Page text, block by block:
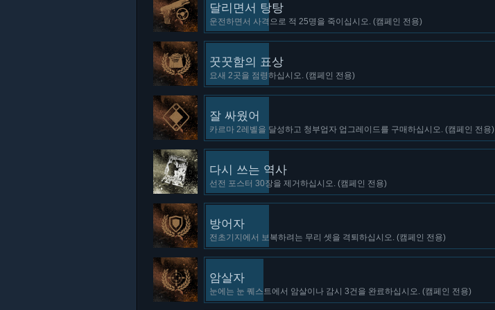
달리면서 탕탕
운전하면서 사격으로 적 25명을 죽이십시오. (캠페인 전용)
꿋꿋함의 표상
요새 2곳을 점령하십시오. (캠페인 전용)
잘 싸웠어
카르마 2레벨을 달성하고 청부업자 업그레이드를 구매하십시오. (캠페인 전용)
다시 쓰는 역사
선전 포스터 30장을 제거하십시오. (캠페인 전용)
방어자
전초기지에서 보복하려는 무리 셋을 격퇴하십시오. (캠페인 전용)
암살자
눈에는 눈 퀘스트에서 암살이나 감시 3건을 완료하십시오. (캠페인 전용)